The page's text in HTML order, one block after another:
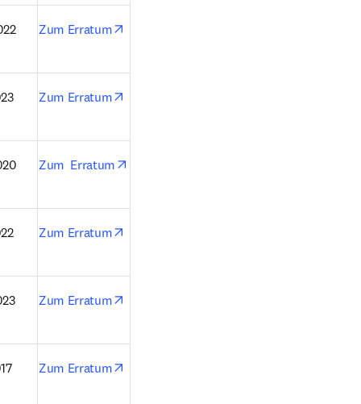
Zum Erratum
Zum Erratum
Zum  Erratum
Zum Erratum
Zum Erratum
Zum Erratum